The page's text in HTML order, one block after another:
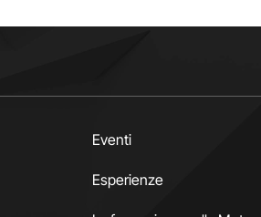
Eventi
Esperienze